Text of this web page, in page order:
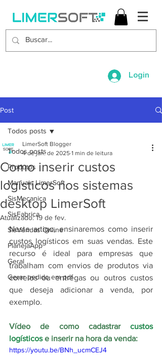
Login
Post
Todos posts
Produtos
Manuais LimerSoft
SisMecanica
SisFabrica
SisVendas Online
PlanejaApp
Geral
Gerar pedido em pdf
Todos posts
Como inserir custos
logísticos nos sistemas
desktop LimerSoft
LimerSoft Blogger
4 de jan. de 2025 1 min de leitura
Atualizado:19 de fev.
Neste artigo, ensinaremos como inserir
custos logísticos em suas vendas. Este
recurso é ideal para empresas que
trabalham com envios de produtos via
correios ou entregas ou outros custos
que deseja adicionar a venda, por
exemplo.
Vídeo de como cadastrar custos
logísticos e inserir na hora da venda:
https://youtu.be/BNh_ucmCEJ4